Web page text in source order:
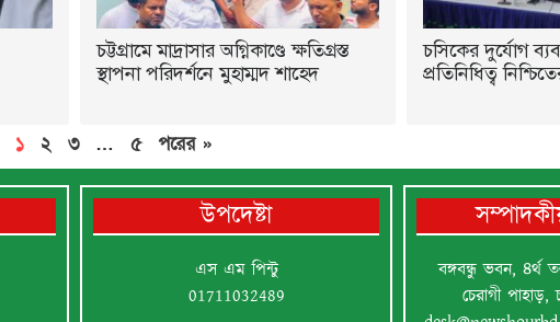
চট্টগ্রামে মাদ্রাসার অগ্নিকাণ্ডে ক্ষতিগ্রস্ত
স্থাপনা পরিদর্শনে মুহাম্মদ শাহেদ
চসিকের দুর্যোগ
প্রতিনিধিত্ব
১ ২ ৩ … ৫ পরের »
উপদেষ্টা
এস এম পিন্টু
01711032489
বঙ্গবন্ধু ভবন, ৪র্থ
চেরাগী পাহাড়,